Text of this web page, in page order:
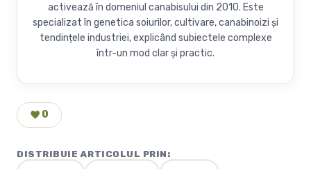
activează în domeniul canabisului din 2010. Este
specializat în genetica soiurilor, cultivare, canabinoizi și
tendințele industriei, explicând subiectele complexe
într-un mod clar și practic.
0
DISTRIBUIE ARTICOLUL PRIN: